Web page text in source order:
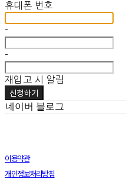
휴대폰 번호
-
-
재입고 시 알림
신청하기
네이버 블로그
이용약관
개인정보처리방침